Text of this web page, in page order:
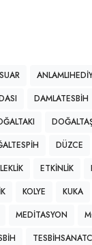
DAMLATESBIH
DÜZCE
ETKINLIK
KOLYE KUKA
MEDITASYON